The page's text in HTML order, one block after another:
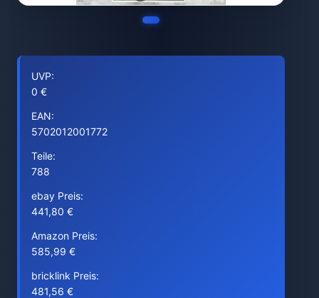
UVP:
0 €
EAN:
5702012001772
Teile:
788
ebay Preis:
441,80 €
Amazon Preis:
585,99 €
bricklink Preis:
481,56 €